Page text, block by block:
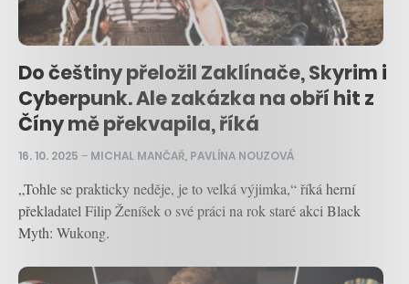
Do češtiny přeložil Zaklínače, Skyrim i
Cyberpunk. Ale zakázka na obří hit z
Číny mě překvapila, říká
16. 10. 2025 – MICHAL MANČAŘ PAVLÍNA NOUZOVÁ
„Tohle se prakticky neděje, je to velká výjimka,“ říká herní
překladatel Filip Ženíšek o své práci na rok staré akci Black
Myth: Wukong.